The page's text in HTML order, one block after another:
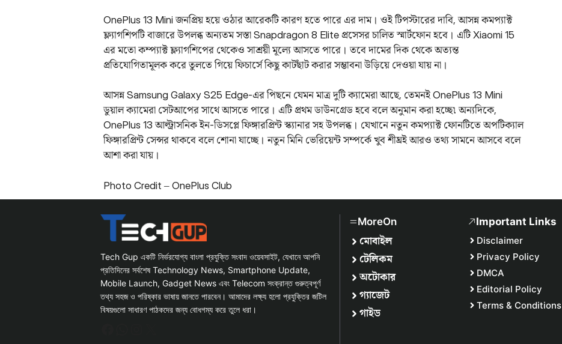
OnePlus 13 Mini জনপ্রিয় হয়ে ওঠার আরেকটি কারণ হতে পারে এর দাম। ওই টিপস্টারের দাবি, আসন্ন কমপ্যাক্ট
ফ্ল্যাগশিপটি বাজারে উপলব্ধ অন্যতম সস্তা Snapdragon 8 Elite প্রসেসর চালিত স্মার্টফোন হবে। এটি Xiaomi 15
এর মতো কম্প্যাক্ট ফ্ল্যাগশিপের থেকেও সাশ্রয়ী মূল্যে আসতে পারে। তবে দামের দিক থেকে অত্যন্ত
প্রতিযোগিতামূলক করে তুলতে গিয়ে ফিচার্সে কিছু কাটছাঁট করার সম্ভাবনা উড়িয়ে দেওয়া যায় না।
আসন্ন Samsung Galaxy S25 Edge-এর পিছনে যেমন মাত্র দুটি ক্যামেরা আছে, তেমনই OnePlus 13 Mini
ডুয়াল ক্যামেরা সেটআপের সাথে আসতে পারে। এটি প্রথম ডাউনগ্রেড হবে বলে অনুমান করা হচ্ছে৷ অন্যদিকে,
OnePlus 13 আল্ট্রাসনিক ইন-ডিসপ্লে ফিঙ্গারপ্রিন্ট স্ক্যানার সহ উপলব্ধ। যেখানে নতুন কমপ্যাক্ট ফোনটিতে অপটিক্যাল
ফিঙ্গারপ্রিন্ট সেন্সর থাকবে বলে শোনা যাচ্ছে। নতুন মিনি ভেরিয়েন্ট সম্পর্কে খুব শীঘ্রই আরও তথ্য সামনে আসবে বলে
আশা করা যায়।
Photo Credit – OnePlus Club
Tech Gup একটি নির্ভরযোগ্য বাংলা প্রযুক্তি সংবাদ ওয়েবসাইট, যেখানে আপনি
প্রতিদিনের সর্বশেষ Technology News, Smartphone Update,
Mobile Launch, Gadget News এবং Telecom সংক্রান্ত গুরুত্বপূর্ণ
তথ্য সহজ ও পরিষ্কার ভাষায় জানতে পারবেন। আমাদের লক্ষ্য হলো প্রযুক্তির জটিল
বিষয়গুলো সাধারণ পাঠকদের জন্য বোধগম্য করে তুলে ধরা।
MoreOn
মোবাইল
টেলিকম
অটোকার
গ্যাজেট
গাইড
Important Links
Disclaimer
Privacy Policy
DMCA
Editorial Policy
Terms & Conditions